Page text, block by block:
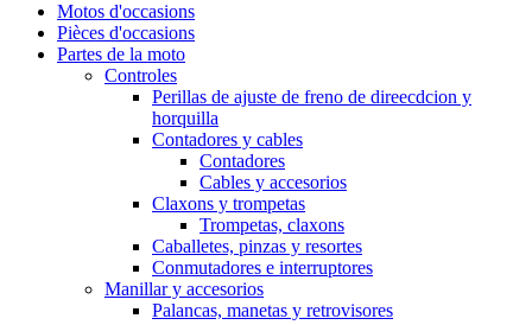
Motos d'occasions
Pièces d'occasions
Partes de la moto
Controles
Perillas de ajuste de freno de direecdcion y
horquilla
Contadores y cables
Contadores
Cables y accesorios
Claxons y trompetas
Trompetas, claxons
Caballetes, pinzas y resortes
Conmutadores e interruptores
Manillar y accesorios
Palancas, manetas y retrovisores